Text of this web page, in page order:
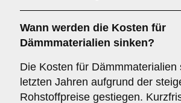
Wann werden die Kosten für
Dämmmaterialien sinken?
Die Kosten für Dämmmaterialien
letzten Jahren aufgrund der
Rohstoffpreise gestiegen.